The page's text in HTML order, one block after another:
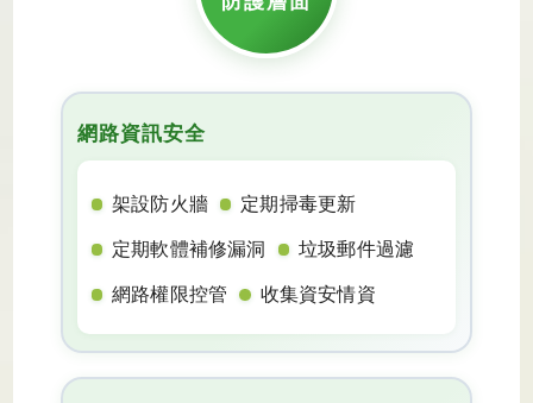
網路資訊安全
架設防火牆
定期掃毒更新
定期軟體補修漏洞
垃圾郵件過濾
網路權限控管
收集資安情資